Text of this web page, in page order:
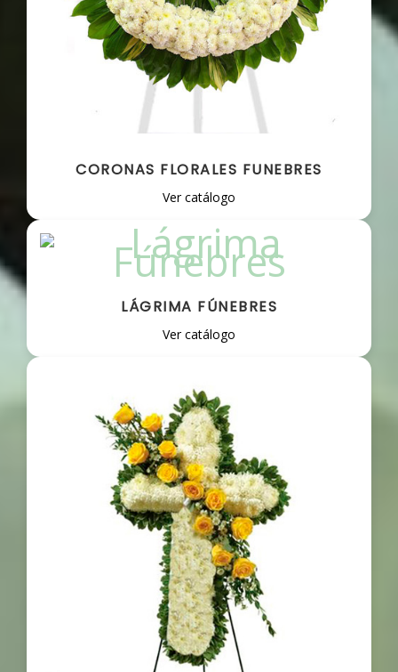
CORONAS FLORALES FUNEBRES
Ver catálogo
LÁGRIMA FÚNEBRES
Ver catálogo